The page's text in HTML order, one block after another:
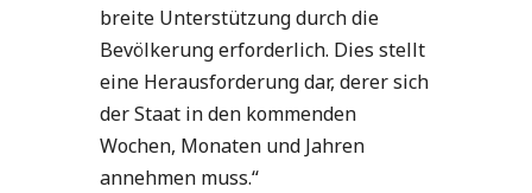
breite Unterstützung durch die
Bevölkerung erforderlich. Dies stellt
eine Herausforderung dar, derer sich
der Staat in den kommenden
Wochen, Monaten und Jahren
annehmen muss.“